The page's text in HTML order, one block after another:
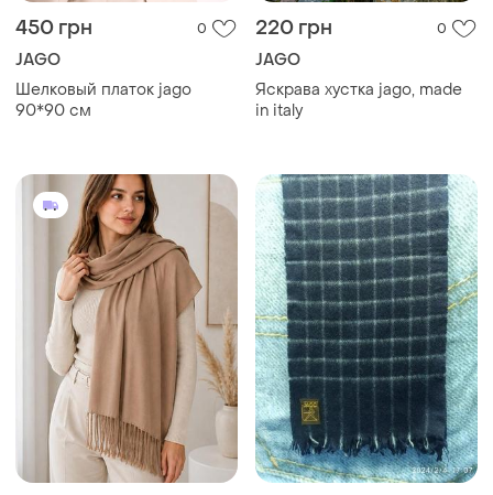
450 грн 0
JAGO
Шелковый платок jago
90*90 см
220 грн 0
JAGO
Яскрава хустка jago, made
in italy